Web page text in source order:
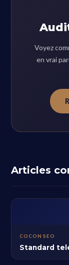
Voyez
en vrai
Articles
COCON SEO
Standard